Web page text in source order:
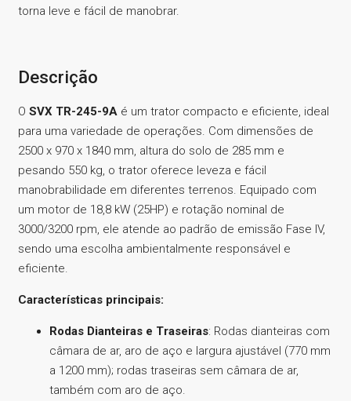
torna leve e fácil de manobrar.
Descrição
O SVX TR-245-9A é um trator compacto e eficiente, ideal
para uma variedade de operações. Com dimensões de
2500 x 970 x 1840 mm, altura do solo de 285 mm e
pesando 550 kg, o trator oferece leveza e fácil
manobrabilidade em diferentes terrenos. Equipado com
um motor de 18,8 kW (25HP) e rotação nominal de
3000/3200 rpm, ele atende ao padrão de emissão Fase IV,
sendo uma escolha ambientalmente responsável e
eficiente.
Características principais:
Rodas Dianteiras e Traseiras: Rodas dianteiras com
câmara de ar, aro de aço e largura ajustável (770 mm
a 1200 mm); rodas traseiras sem câmara de ar,
também com aro de aço.